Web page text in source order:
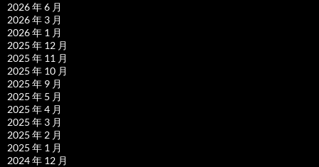
2026 年 6 月
2026 年 3 月
2026 年 1 月
2025 年 12 月
2025 年 11 月
2025 年 10 月
2025 年 9 月
2025 年 5 月
2025 年 4 月
2025 年 3 月
2025 年 2 月
2025 年 1 月
2024 年 12 月